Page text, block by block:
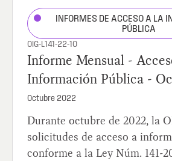
INFORMES DE ACCESO A LA
PÚBLICA
OIG-L141-22-10
Informe Mensual -
Información Pública -
Octubre 2022
Durante octubre de 2022, la
solicitudes de acceso a
conforme a la Ley Núm. 141-